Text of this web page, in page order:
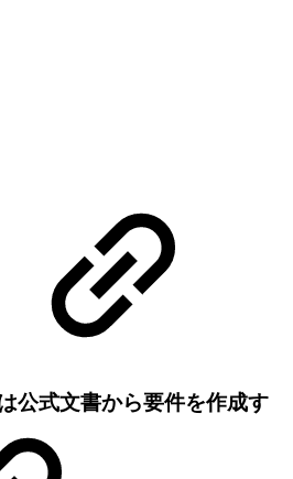
公式文書から要件を作成す